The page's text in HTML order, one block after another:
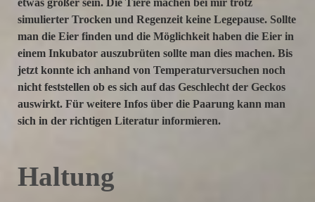
etwas größer sein. Die Tiere machen bei mir trotz
simulierter Trocken und Regenzeit keine Legepause. Sollte
man die Eier finden und die Möglichkeit haben die Eier in
einem Inkubator auszubrüten sollte man dies machen. Bis
jetzt konnte ich anhand von Temperaturversuchen noch
nicht feststellen ob es sich auf das Geschlecht der Geckos
auswirkt. Für weitere Infos über die Paarung kann man
sich in der richtigen Literatur informieren.
Haltung